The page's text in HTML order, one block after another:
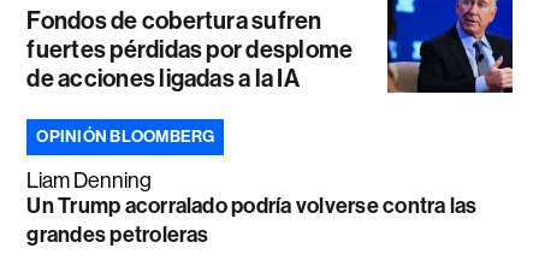
Fondos de cobertura sufren
fuertes pérdidas por desplome
de acciones ligadas a la IA
OPINIÓN BLOOMBERG
Liam Denning
Un Trump acorralado podría volverse contra las
grandes petroleras